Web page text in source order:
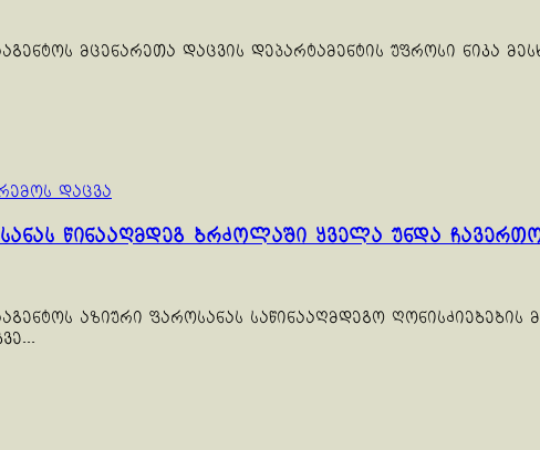
მცენარეთა დაცვის დეპარტამენტის უფროსი ნიკა
დაცვა
წინააღმდეგ ბრძოლაში ყველა უნდა
აზიური ფაროსანას საწინააღმდეგო